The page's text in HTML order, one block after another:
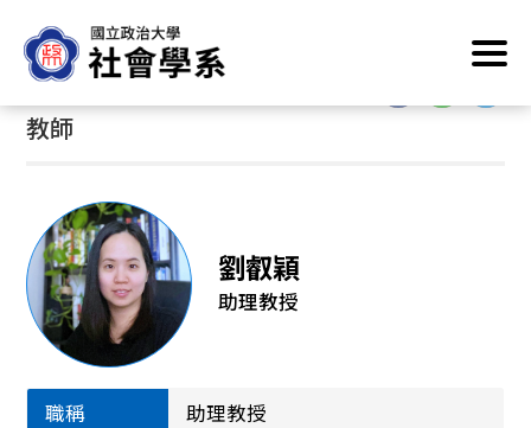
到
主
要
內
首頁 /系所成員/教師
教師
劉叡穎
助理教授
職稱
助理教授